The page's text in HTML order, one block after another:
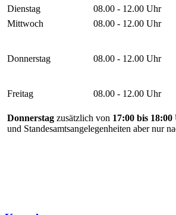
Dienstag
08.00 - 12.00 Uhr
Mittwoch
08.00 - 12.00 Uhr
Donnerstag 08.00 - 12.00 Uhr
Freitag 08.00 - 12.00 Uhr
Donnerstag zusätzlich von 17:00 bis
und Standesamtsangelegenheiten aber nur